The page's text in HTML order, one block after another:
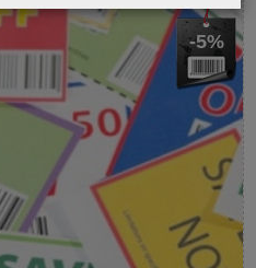
-5%